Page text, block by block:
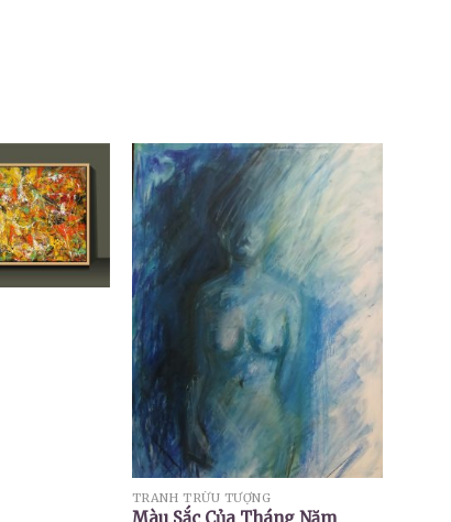
TRANH TRỪU TƯỢNG